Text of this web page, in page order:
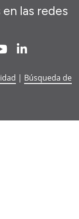
las redes
Youtube
| Búsqueda de